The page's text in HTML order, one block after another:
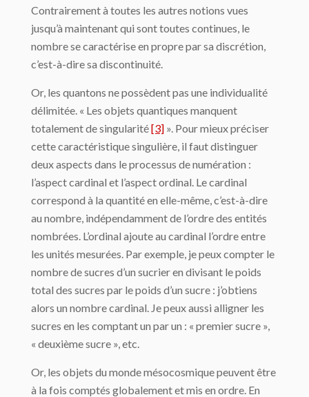
Contrairement à toutes les autres notions vues
jusqu’à maintenant qui sont toutes continues, le
nombre se caractérise en propre par sa discrétion,
c’est-à-dire sa discontinuité.
Or, les quantons ne possèdent pas une individualité
délimitée. « Les objets quantiques manquent
totalement de singularité[3] ». Pour mieux préciser
cette caractéristique singulière, il faut distinguer
deux aspects dans le processus de numération :
l’aspect cardinal et l’aspect ordinal. Le cardinal
correspond à la quantité en elle-même, c’est-à-dire
au nombre, indépendamment de l’ordre des entités
nombrées. L’ordinal ajoute au cardinal l’ordre entre
les unités mesurées. Par exemple, je peux compter le
nombre de sucres d’un sucrier en divisant le poids
total des sucres par le poids d’un sucre : j’obtiens
alors un nombre cardinal. Je peux aussi alligner les
sucres en les comptant un par un : « premier sucre »,
« deuxième sucre », etc.
Or, les objets du monde mésocosmique peuvent être
à la fois comptés globalement et mis en ordre. En